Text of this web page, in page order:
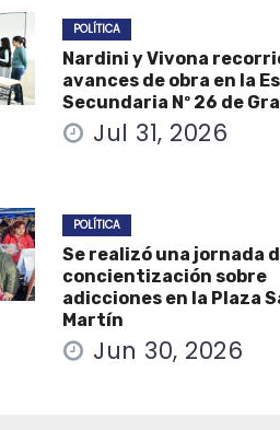
POLÍTICA
Nardini y Vivona
avances de obra en la
Secundaria Nº 26 de
Jul 31, 2026
POLÍTICA
Se realizó una jornada
concientización sobre
adicciones en la Plaza
Martín
Jun 30, 2026